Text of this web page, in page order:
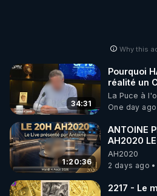
Why this
34:31
Pourquoi
réalité un
on répond
La Puce à
One day ago
1:20:36
ANTOINE
AH2020 LE
04/08/
GRAND
MARCHE 📷
AH2020
2 days ago
2217 - Le